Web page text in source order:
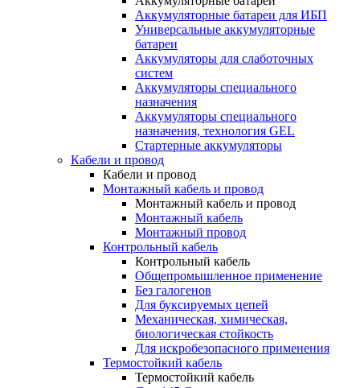
Аккумуляторные батареи для ИБП
Универсальные аккумуляторные
батареи
Аккумуляторы для слаботочных
систем
Аккумуляторы специального
назначения
Аккумуляторы специального
назначения, технология GEL
Стартерные аккумуляторы
Кабели и провод
Кабели и провод
Монтажный кабель и провод
Монтажный кабель и провод
Монтажный кабель
Монтажный провод
Контрольный кабель
Контрольный кабель
Общепромышленное применение
Без галогенов
Для буксируемых цепей
Механическая, химическая,
биологическая стойкость
Для искробезопасного применения
Термостойкий кабель
Термостойкий кабель